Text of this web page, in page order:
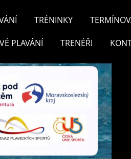
TRÉNINKY
PLAVÁNÍ TRENÉŘI